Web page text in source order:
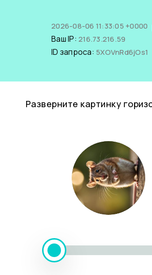
2026-08-06 11:33:05 +0000
Ваш IP: 216.73.216.59
ID запроса: 5XOVnRd6jOs1
Разверните картинку